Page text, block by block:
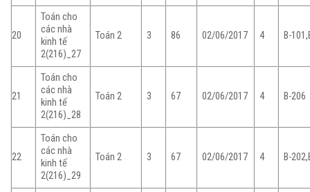
20
Toán cho
các nhà
kinh tế
2(216)_27
Toán 2 3 86 02/06/2017 4 B-
21
Toán cho
các nhà
kinh tế
2(216)_28
Toán 2 3 67 02/06/2017 4 B-206
22
Toán cho
các nhà
kinh tế
2(216)_29
Toán 2 3 67 02/06/2017 4 B-